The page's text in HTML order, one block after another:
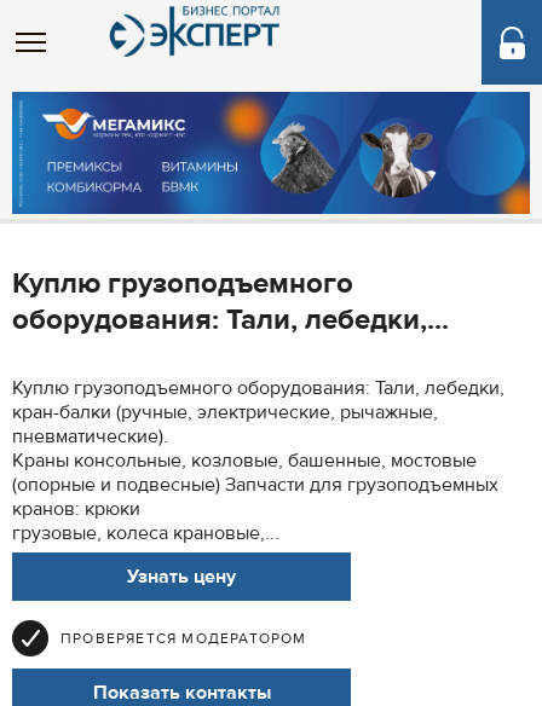
Куплю грузоподъемного
оборудования: Тали, лебедки,...
Куплю грузоподъемного оборудования: Тали, лебедки,
кран-балки (ручные, электрические, рычажные,
пневматические).
Краны консольные, козловые, башенные, мостовые
(опорные и подвесные) Запчасти для грузоподъемных
кранов: крюки
грузовые, колеса крановые,...
Узнать цену
ПРОВЕРЯЕТСЯ МОДЕРАТОРОМ
Показать контакты